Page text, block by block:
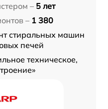
– 5 лет
– 1 380
стиральных машин
печей
техническое,